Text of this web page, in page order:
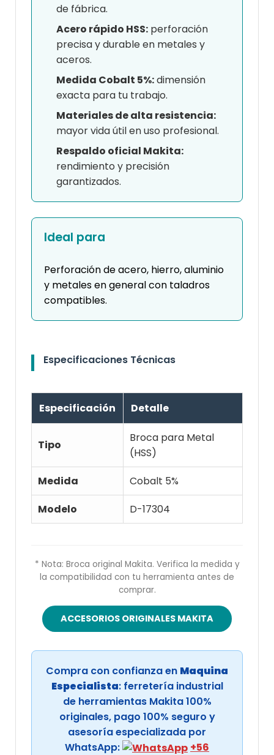
de fábrica.
Acero rápido HSS: perforación
precisa y durable en metales y
aceros.
Medida Cobalt 5%:dimensión
exacta para tu trabajo.
Materiales de alta resistencia:
mayor vida útil en uso profesional.
Respaldo oficial Makita:
rendimiento y precisión
garantizados.
Ideal para
Perforación de acero, hierro, aluminio
y metales en general con taladros
compatibles.
Especificaciones Técnicas
Especificación Detalle
Tipo
Broca para Metal
(HSS)
Medida
Cobalt 5%
Modelo
D-17304
* Nota: Broca original Makita. Verifica la medida y
la compatibilidad con tu herramienta antes de
comprar.
ACCESORIOS ORIGINALES MAKITA
Compra con confianza en Maquina
Especialista: ferretería industrial
de herramientas Makita 100%
originales, pago 100% seguro y
asesoría especializada por
WhatsApp:
+56